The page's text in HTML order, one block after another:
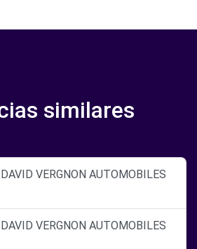
similares
VERGNON AUTOMOBILES
VERGNON AUTOMOBILES